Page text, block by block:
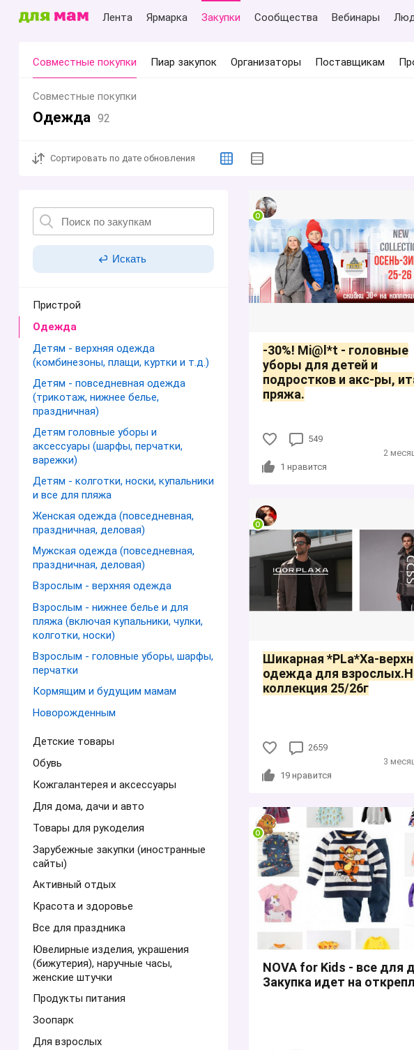
Лента Ярмарка Закупки Сообщества Вебинары
Совместные покупки Пиар закупок Организаторы Поставщикам
Совместные покупки
Одежда 92
Сортировать по дате обновления
Искать
Пристрой
Одежда
Детям - верхняя одежда
(комбинезоны, плащи, куртки и т.д.)
Детям - повседневная одежда
(трикотаж, нижнее белье,
праздничная)
Детям головные уборы и
аксессуары (шарфы, перчатки,
варежки)
Детям - колготки, носки, купальники
и все для пляжа
Женская одежда (повседневная,
праздничная, деловая)
Мужская одежда (повседневная,
праздничная, деловая)
Взрослым - верхняя одежда
Взрослым - нижнее белье и для
пляжа (включая купальники, чулки,
колготки, носки)
Взрослым - головные уборы, шарфы,
перчатки
Кормящим и будущим мамам
Новорожденным
Детские товары
Обувь
Кожгалантерея и аксессуары
Для дома, дачи и авто
Товары для рукоделия
Зарубежные закупки (иностранные
сайты)
Активный отдых
Красота и здоровье
Все для праздника
Ювелирные изделия, украшения
(бижутерия), наручные часы,
женские штучки
Продукты питания
Зоопарк
Для взрослых
-30%! Мi@l*t - головные
уборы для детей и
подростков и акс-ры,
пряжа.
549
1 нравится
2
Шикарная *PLa*Xa-
одежда для
коллекция 25/26г
2659
19 нравится
3
NOVA for Kids - все для
Закупка идет на